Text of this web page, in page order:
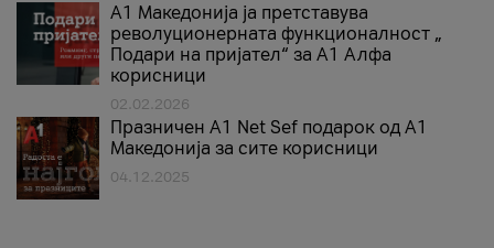
А1 Македонија ја претставува
револуционерната функционалност „
Подари на пријател“ за А1 Алфа
корисници
02.02.2026
Празничен A1 Net Sеf подарок од А1
Македонија за сите корисници
04.12.2025